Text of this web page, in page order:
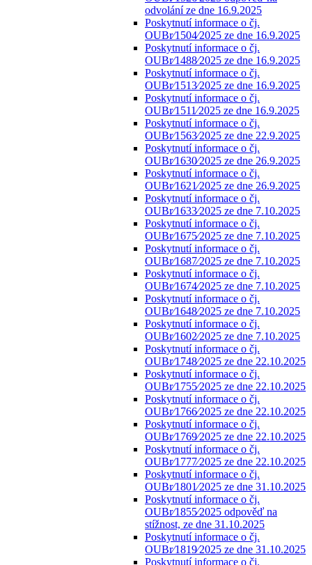
odvolání ze dne 16.9.2025
Poskytnutí informace o čj.
OUBr⁄1504⁄2025 ze dne 16.9.2025
Poskytnutí informace o čj.
OUBr⁄1488⁄2025 ze dne 16.9.2025
Poskytnutí informace o čj.
OUBr⁄1513⁄2025 ze dne 16.9.2025
Poskytnutí informace o čj.
OUBr⁄1511⁄2025 ze dne 16.9.2025
Poskytnutí informace o čj.
OUBr⁄1563⁄2025 ze dne 22.9.2025
Poskytnutí informace o čj.
OUBr⁄1630⁄2025 ze dne 26.9.2025
Poskytnutí informace o čj.
OUBr⁄1621⁄2025 ze dne 26.9.2025
Poskytnutí informace o čj.
OUBr⁄1633⁄2025 ze dne 7.10.2025
Poskytnutí informace o čj.
OUBr⁄1675⁄2025 ze dne 7.10.2025
Poskytnutí informace o čj.
OUBr⁄1687⁄2025 ze dne 7.10.2025
Poskytnutí informace o čj.
OUBr⁄1674⁄2025 ze dne 7.10.2025
Poskytnutí informace o čj.
OUBr⁄1648⁄2025 ze dne 7.10.2025
Poskytnutí informace o čj.
OUBr⁄1602⁄2025 ze dne 7.10.2025
Poskytnutí informace o čj.
OUBr⁄1748⁄2025 ze dne 22.10.2025
Poskytnutí informace o čj.
OUBr⁄1755⁄2025 ze dne 22.10.2025
Poskytnutí informace o čj.
OUBr⁄1766⁄2025 ze dne 22.10.2025
Poskytnutí informace o čj.
OUBr⁄1769⁄2025 ze dne 22.10.2025
Poskytnutí informace o čj.
OUBr⁄1777⁄2025 ze dne 22.10.2025
Poskytnutí informace o čj.
OUBr⁄1801⁄2025 ze dne 31.10.2025
Poskytnutí informace o čj.
OUBr⁄1855⁄2025 odpověď na
stížnost, ze dne 31.10.2025
Poskytnutí informace o čj.
OUBr⁄1819⁄2025 ze dne 31.10.2025
Poskytnutí informace o čj.